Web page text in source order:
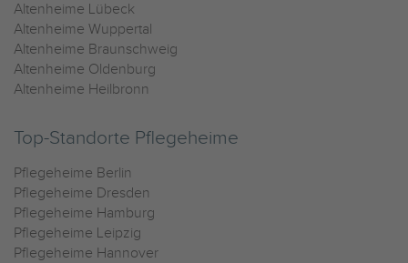
Altenheime Lübeck
Altenheime Wuppertal
Altenheime Braunschweig
Altenheime Oldenburg
Altenheime Heilbronn
Top-Standorte Pflegeheime
Pflegeheime Berlin
Pflegeheime Dresden
Pflegeheime Hamburg
Pflegeheime Leipzig
Pflegeheime Hannover